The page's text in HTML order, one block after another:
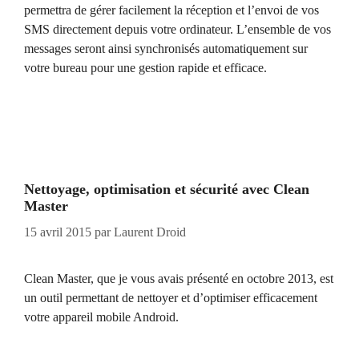
permettra de gérer facilement la réception et l’envoi de vos
SMS directement depuis votre ordinateur. L’ensemble de vos
messages seront ainsi synchronisés automatiquement sur
votre bureau pour une gestion rapide et efficace.
Nettoyage, optimisation et sécurité avec Clean
Master
15 avril 2015 parLaurent Droid
Clean Master, que je vous avais présenté en octobre 2013, est
un outil permettant de nettoyer et d’optimiser efficacement
votre appareil mobile Android.